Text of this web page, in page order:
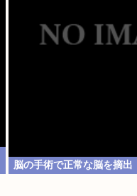
脳の手術で正常な脳を摘出